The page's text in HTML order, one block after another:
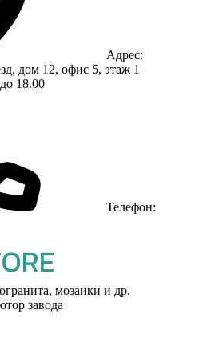
Адрес:
дом 12, офис 5, этаж 1
18.00
Телефон:
мозаики и др.
завода